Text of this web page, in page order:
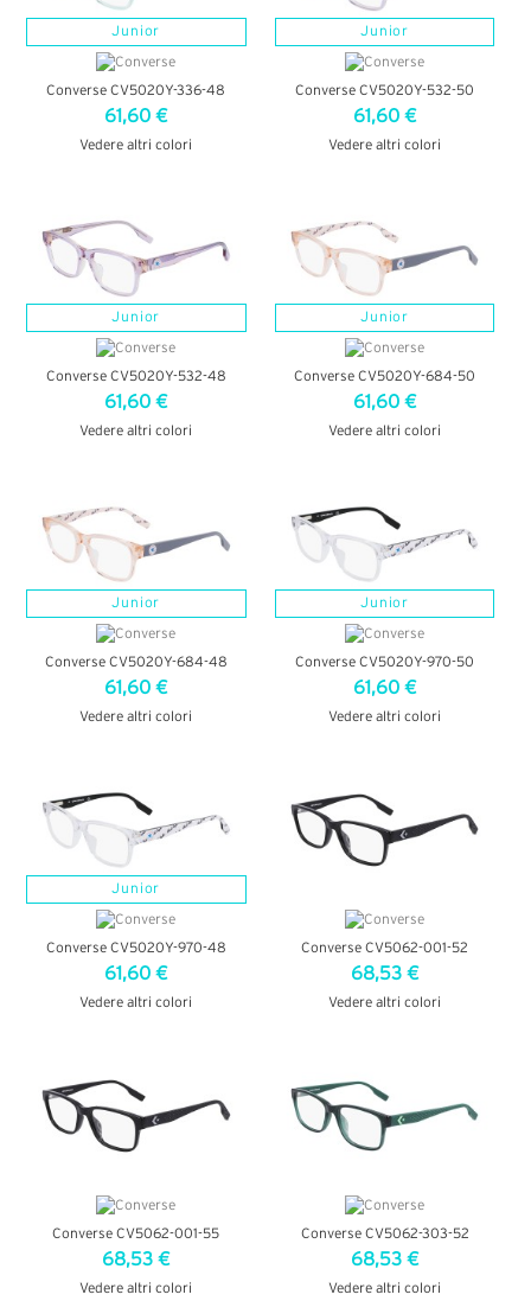
Junior
Converse CV5020Y-336-48
61,60 €
Vedere altri colori
Junior
Converse CV5020Y-532-50
61,60 €
Vedere altri colori
Junior
Converse CV5020Y-532-48
61,60 €
Vedere altri colori
Junior
Converse CV5020Y-684-50
61,60 €
Vedere altri colori
Junior
Converse CV5020Y-684-48
61,60 €
Vedere altri colori
Junior
Converse CV5020Y-970-50
61,60 €
Vedere altri colori
Junior
Converse CV5020Y-970-48
61,60 €
Vedere altri colori
Converse CV5062-001-52
68,53 €
Vedere altri colori
Converse CV5062-001-55
68,53 €
Vedere altri colori
Converse CV5062-303-52
68,53 €
Vedere altri colori